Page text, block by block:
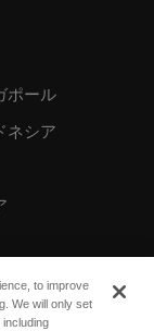
ポール
ネシア
to improve
We will only set